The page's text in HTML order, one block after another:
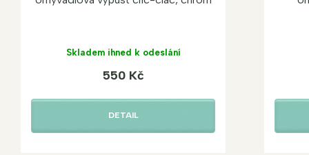
Skladem ihned k odeslání
550 Kč
DETAIL